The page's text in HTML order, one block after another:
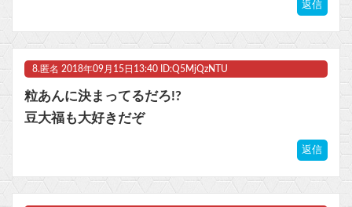
返信
8. 匿名 2018年09月15日13:40 ID:Q5MjQzNTU
粒あんに決まってるだろ!?
豆大福も大好きだぞ
返信